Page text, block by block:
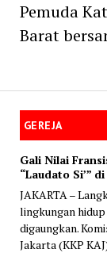
GEREJA
Gali Nilai
“Laudato Si’”
JAKARTA –
lingkungan
digaungkan.
Jakarta (KKP
Pemuda
Barat